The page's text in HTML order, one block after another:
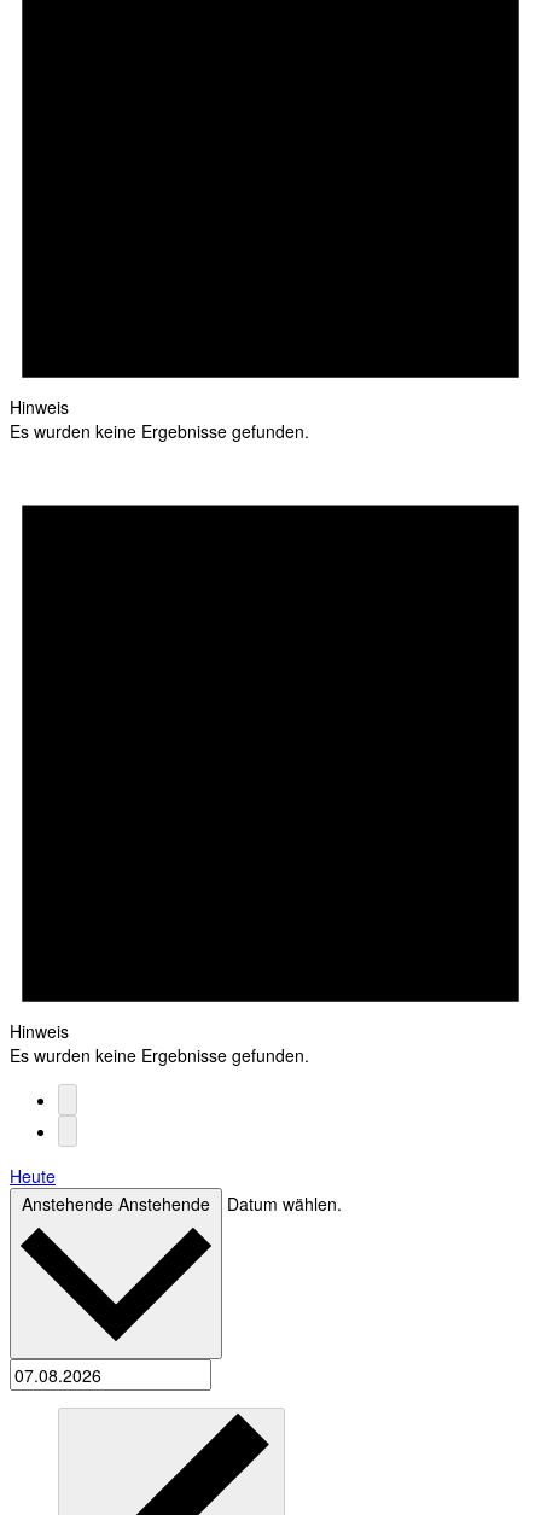
Hinweis
Es wurden keine Ergebnisse gefunden.
Hinweis
Es wurden keine Ergebnisse gefunden.
Heute
Anstehende Anstehende Datum wählen.